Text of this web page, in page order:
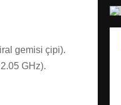
gemisi çipi).
GHz).